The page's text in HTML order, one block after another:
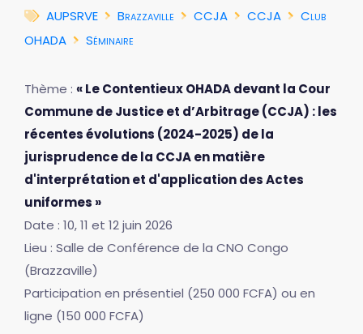
AUPSRVE Brazzaville CCJA CCJA
Club
OHADA
Séminaire
Thème : « Le Contentieux OHADA devant la Cour
Commune de Justice et d’Arbitrage (CCJA) : les
récentes évolutions (2024-2025) de la
jurisprudence de la CCJA en matière
d'interprétation et d'application des Actes
uniformes »
Date : 10, 11 et 12 juin 2026
Lieu : Salle de Conférence de la CNO Congo
(Brazzaville)
Participation en présentiel (250 000 FCFA) ou en
ligne (150 000 FCFA)